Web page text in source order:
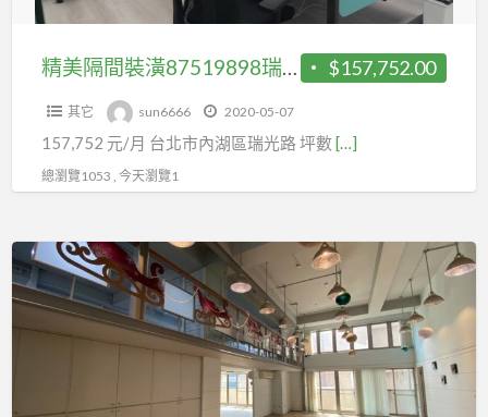
$157,752.00
精美隔間裝潢87519898瑞光路A辦
其它 sun6666 2020-05-07
157,752 元/月 台北市內湖區瑞光路 坪數[…]
總瀏覽1053 , 今天瀏覽1
精
美
隔